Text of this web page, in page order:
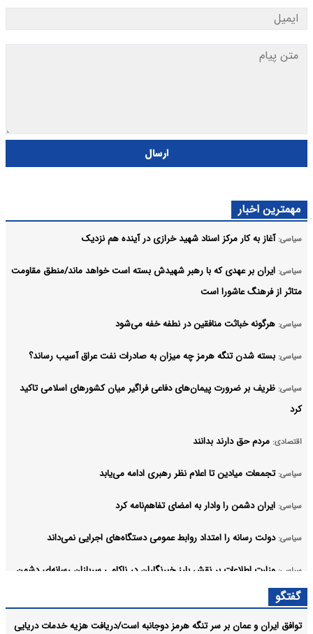
ارسال
مهمترین اخبار
سیاسی: آغاز به کار مرکز اسناد شهید خرازی در آینده هم نزدیک
سیاسی: ایران بر عهدی که با رهبر شهیدش بسته است خواهد ماند/منطق مقاومت
متاثر از فرهنگ عاشورا است
سیاسی: هرگونه خباثت منافقین در نطفه خفه می‌شود
سیاسی: بسته شدن تنگه هرمز چه میزان به صادرات نفت عراق آسیب رساند؟
سیاسی: ظریف بر ضرورت پیمان‌های دفاعی فراگیر میان کشورهای اسلامی تاکید
کرد
اقتصادی: مردم حق دارند بدانند
سیاسی: تجمعات میادین تا اعلام نظر رهبری ادامه می‌یابد
سیاسی: ایران دشمن را وادار به امضای تفاهم‌نامه کرد
سیاسی: دولت رسانه را امتداد روابط عمومی دستگاه‌های اجرایی نمی‌داند
سیاسی: وزارت اطلاعات بر نقش بارز خبرنگاران در ناکامی سربازان رسانه‌ای دشمن
تاکید کردند
آرشیو
گفتگو
توافق ایران و عمان بر سر تنگه هرمز دوجانبه است/دریافت هزیه خدمات دریایی